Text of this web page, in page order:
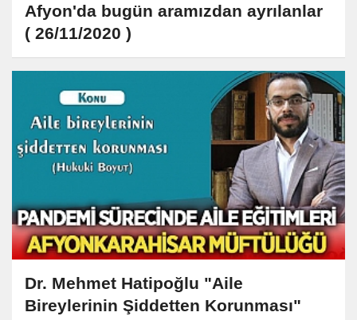
Afyon'da bugün aramızdan ayrılanlar
( 26/11/2020 )
Dr. Mehmet Hatipoğlu "Aile
Bireylerinin Şiddetten Korunması"